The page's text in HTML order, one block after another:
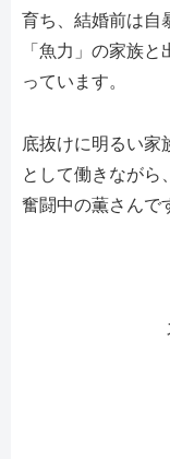
育ち、結婚前は自
「魚力」の家族
っています。
底抜けに明るい家
として働きながら
奮闘中の薫さんで